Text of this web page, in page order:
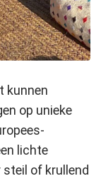
kunnen
op unieke
lichte
steil of krullend